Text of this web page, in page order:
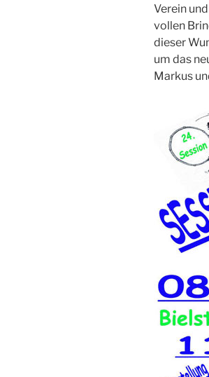
Verein
vollen
dieser
um das
Markus